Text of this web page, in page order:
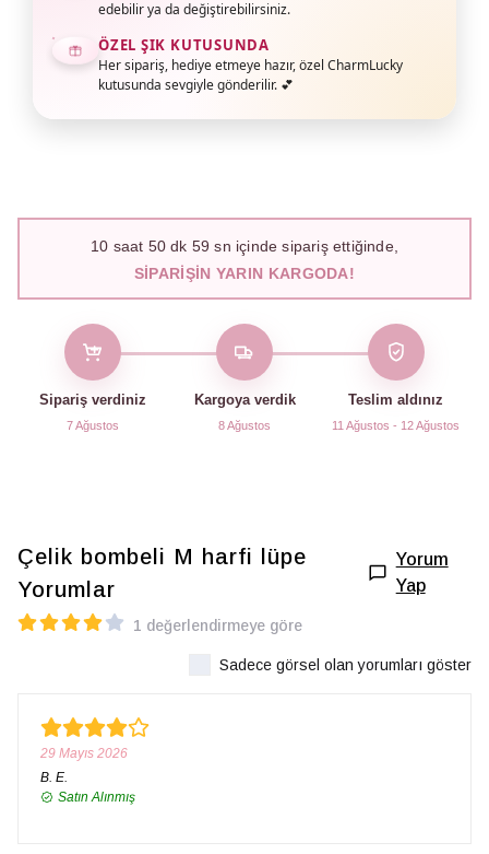
edebilir ya da değiştirebilirsiniz.
ÖZEL ŞIK KUTUSUNDA
Her sipariş, hediye etmeye hazır, özel CharmLucky
kutusunda sevgiyle gönderilir. 💕
10 saat 50dk 58 sn içinde sipariş ettiğinde,
SIPARIŞIN YARIN KARGODA!
Sipariş verdiniz
7 Ağustos
Kargoya verdik
8 Ağustos
Teslim aldınız
11 Ağustos - 12 Ağustos
Çelik bombeli M harfi lüpe
Yorumlar
Yorum
Yap
1 değerlendirmeye göre
Sadece görsel olan yorumları göster
29 Mayıs 2026
B. E.
Satın Alınmış